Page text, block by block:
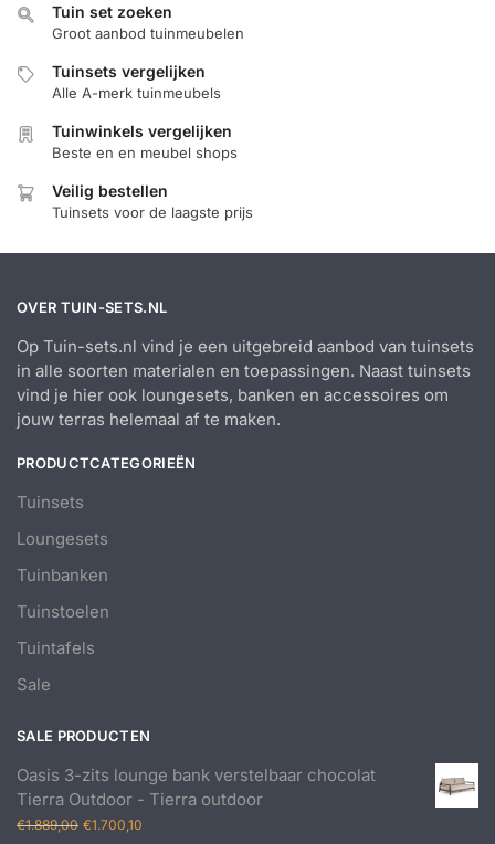
Tuin set zoeken
Groot aanbod tuinmeubelen
Tuinsets vergelijken
Alle A-merk tuinmeubels
Tuinwinkels vergelijken
Beste en en meubel shops
Veilig bestellen
Tuinsets voor de laagste prijs
OVER TUIN-SETS.NL
Op Tuin-sets.nl vind je een uitgebreid aanbod van tuinsets
in alle soorten materialen en toepassingen. Naast tuinsets
vind je hier ook loungesets, banken en accessoires om
jouw terras helemaal af te maken.
PRODUCTCATEGORIEËN
Tuinsets
Loungesets
Tuinbanken
Tuinstoelen
Tuintafels
Sale
SALE PRODUCTEN
Oasis 3-zits lounge bank verstelbaar chocolat
Tierra Outdoor - Tierra outdoor
€1.889,00 Oorspronkelijke
€1.700,10